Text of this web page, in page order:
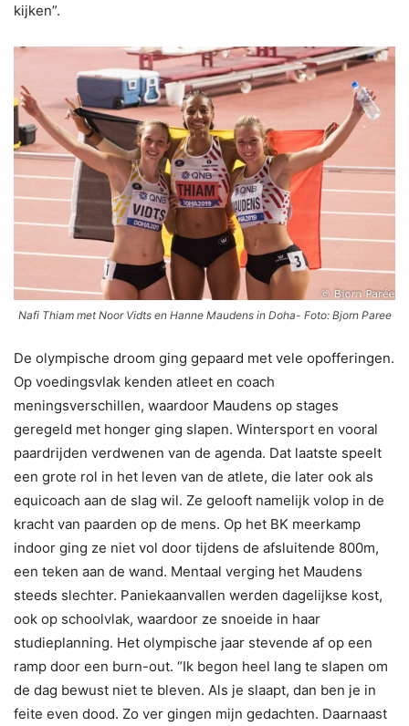
kijken”.
Nafi Thiam met Noor Vidts en Hanne Maudens in Doha- Foto: Bjorn Paree
De olympische droom ging gepaard met vele opofferingen.
Op voedingsvlak kenden atleet en coach
meningsverschillen, waardoor Maudens op stages
geregeld met honger ging slapen. Wintersport en vooral
paardrijden verdwenen van de agenda. Dat laatste speelt
een grote rol in het leven van de atlete, die later ook als
equicoach aan de slag wil. Ze gelooft namelijk volop in de
kracht van paarden op de mens. Op het BK meerkamp
indoor ging ze niet vol door tijdens de afsluitende 800m,
een teken aan de wand. Mentaal verging het Maudens
steeds slechter. Paniekaanvallen werden dagelijkse kost,
ook op schoolvlak, waardoor ze snoeide in haar
studieplanning. Het olympische jaar stevende af op een
ramp door een burn-out. “Ik begon heel lang te slapen om
de dag bewust niet te bleven. Als je slaapt, dan ben je in
feite even dood. Zo ver gingen mijn gedachten. Daarnaast